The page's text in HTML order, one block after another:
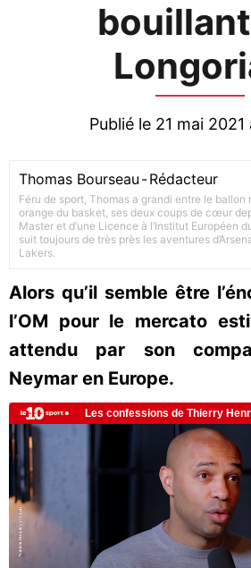
Publié le 21 mai
Thomas Bourseau -Rédacteur
Féru de sport, Thomas a grandi entre le
orange du basket, ses deux coups de cœur
Master et d’une Licence à l’Institut Européen
suit toujours de très près les aventures
Lakers.
Alors qu’il semble être
l’OM pour le mercato
attendu par son
Neymar en Europe.